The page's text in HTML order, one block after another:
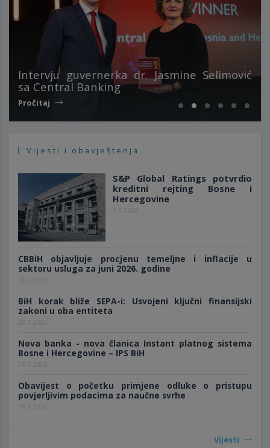
Intervju guvernerka dr. Jasmine Selimović
sa Central Banking
Pročitaj
Vijesti i obavještenja
S&P Global Ratings potvrdio
kreditni rejting Bosne i
Hercegovine
CBBiH objavljuje procjenu temeljne i inflacije u
sektoru usluga za juni 2026. godine
BiH korak bliže SEPA-i: Usvojeni ključni finansijski
zakoni u oba entiteta
Nova banka - nova članica Instant platnog sistema
Bosne i Hercegovine – IPS BiH
Obavijest o početku primjene odluke o pristupu
povjerljivim podacima za naučne svrhe
Vijesti